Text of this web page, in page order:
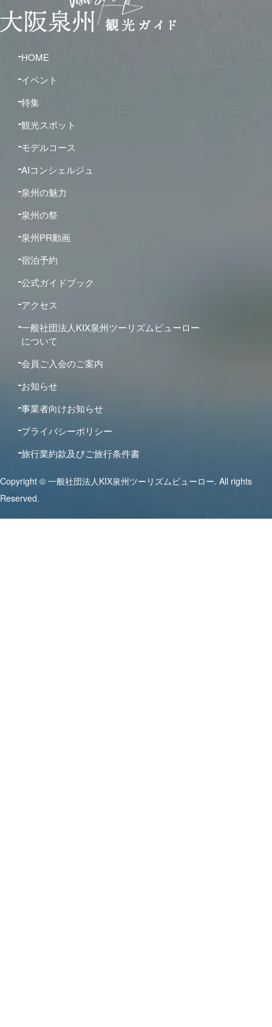
HOME
イベント
特集
観光スポット
モデルコース
AIコンシェルジュ
泉州の魅力
泉州の祭
泉州PR動画
宿泊予約
公式ガイドブック
アクセス
一般社団法人KIX泉州ツーリズムビューロー
について
会員ご入会のご案内
お知らせ
事業者向けお知らせ
プライバシーポリシー
旅行業約款及びご旅行条件書
Copyright © 一般社団法人KIX泉州ツーリズムビューロー. All rights
Reserved.